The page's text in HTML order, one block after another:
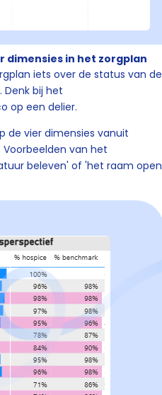
dimensies in het zorgplan
iets over de status van de
Denk bij het
op een delier.
de vier dimensies vanuit
van het
beleven' of 'het raam open